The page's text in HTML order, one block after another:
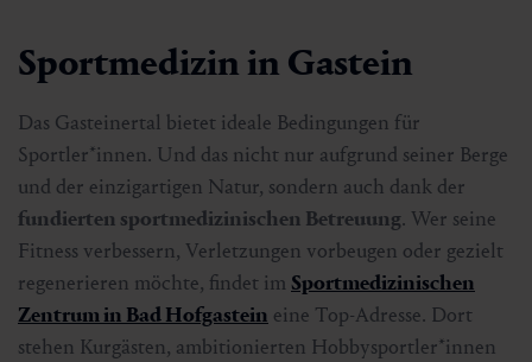
Sportmedizin in Gastein
Das Gasteinertal bietet ideale Bedingungen für
Sportler*innen. Und das nicht nur aufgrund seiner Berge
und der einzigartigen Natur, sondern auch dank der
fundierten sportmedizinischen Betreuung. Wer seine
Fitness verbessern, Verletzungen vorbeugen oder gezielt
regenerieren möchte, findet im Sportmedizinischen
Zentrum in Bad Hofgastein eine Top-Adresse. Dort
stehen Kurgästen, ambitionierten Hobbysportler*innen